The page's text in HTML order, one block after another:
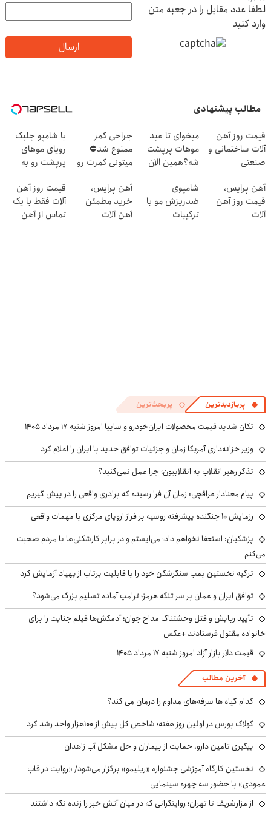
لطفا عدد مقابل را در جعبه متن
وارد کنید
ارسال
مطالب پیشنهادی
قیمت روز آهن
آلات ساختمانی و
صنعتی
میخوای تا عید
موهات پرپشت
شه؟همین الان
تخفیف بخر
جراحی کمر
ممنوع شد⛔
میتونی کمرت رو
کنی! 👈🏻
پرسش‌نامه
با شامپو جلبک
رویای موهای
پرپشت رو به
کن
آهن پرایس،
قیمت روز آهن
آلات
شامپوی
ضدریزش مو با
ترکیبات
آهن پرایس،
خرید مطمئن
آهن آلات
قیمت روز آهن
آلات فقط با یک
تماس از آهن
پربازدیدترین پربحث‌ترین
تکان شدید قیمت محصولات ایران‌خودرو و سایپا امروز شنبه ۱۷ مرداد ۱۴۰۵
وزیر خزانه‌داری آمریکا زمان و جزئیات توافق جدید با ایران را اعلام کرد
تذکر رهبر انقلاب به انقلابیون؛ چرا عمل نمی‌کنید؟
پیام معنادار عراقچی: زمان آن فرا رسیده که برادری واقعی را در پیش گیریم
رزمایش ۱۰ جنگنده پیشرفته روسیه بر فراز اروپای مرکزی با مهمات واقعی
پزشکیان: استعفا نخواهم داد؛ می‌ایستم و در برابر کارشکنی‌ها با مردم صحبت
می‌کنم
ترکیه نخستین بمب سنگرشکن خود را با قابلیت پرتاب از پهپاد آزمایش کرد
توافق ایران و عمان بر سر تنگه هرمز؛ ترامپ آماده تسلیم بزرگ می‌شود؟
تأیید ربایش و قتل وحشتناک مداح جوان؛ آدمکش‌ها فیلم جنایت را برای
خانواده مقتول فرستادند +عکس
قیمت دلار بازار آزاد امروز شنبه ۱۷ مرداد ۱۴۰۵
آخرین مطالب
کدام گیاه ها سرفه‌های مداوم را درمان می کند؟
کولاک بورس در اولین روز هفته؛ شاخص کل بیش از ۱۰۰هزار واحد رشد کرد
پیگیری تامین دارو، حمایت از بیماران و حل مشکل آب زاهدان
نخستین کارگاه آموزشی جشنواره «ریلیمو» برگزار می‌شود/ «روایت در قاب
عمودی» با حضور سه چهره سینمایی
از مزارشریف تا تهران؛ روایتگرانی که در میان آتش خبر را زنده نگه داشتند